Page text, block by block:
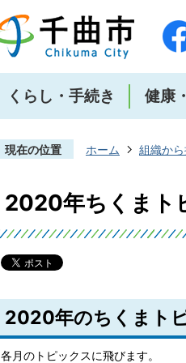
くらし・手続き 健康
現在の位置 ホーム 組織か
2020年ちくまト
2020年のちくまト
各月のトピックスに飛びます。